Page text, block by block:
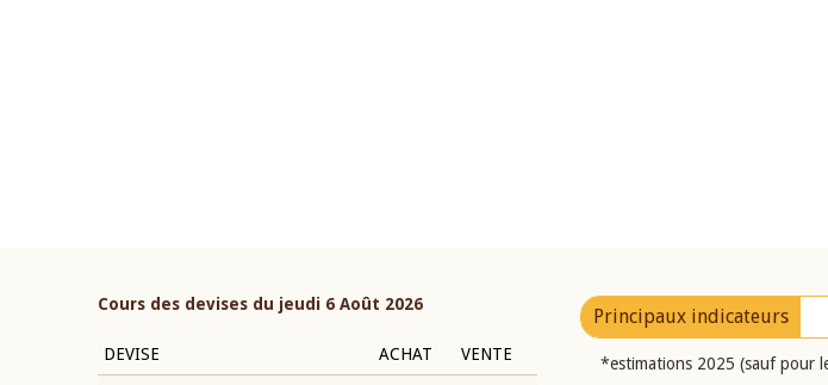
Cours des devises du jeudi 6 Août 2026
DEVISE ACHAT VENTE
Principaux indicateurs
*estimations 2025 (sauf pour